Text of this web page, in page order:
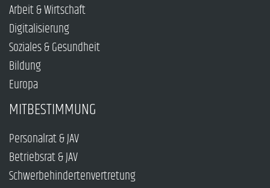
Arbeit & Wirtschaft
Digitalisierung
Soziales & Gesundheit
Bildung
Europa
MITBESTIMMUNG
Personalrat & JAV
Betriebsrat & JAV
Schwerbehindertenvertretung